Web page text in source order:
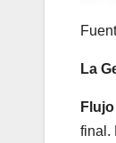
La
final.